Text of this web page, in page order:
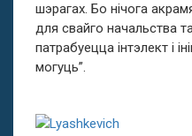
шэрагах. Бо нічога
для свайго начальства
патрабуецца інтэлект і
могуць”.